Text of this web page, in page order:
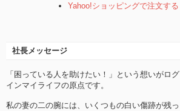
Yahoo!ショッピングで注文する
社長メッセージ
「困っている人を助けたい！」という想いがログ
インマイライフの原点です。
私の妻の二の腕には、いくつもの白い傷跡が残っ